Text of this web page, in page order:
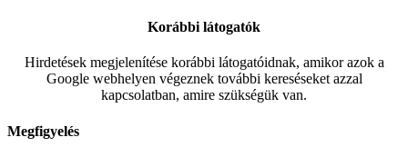
Korábbi látogatók
Hirdetések megjelenítése korábbi látogatóidnak, amikor azok a
Google webhelyen végeznek további kereséseket azzal
kapcsolatban, amire szükségük van.
Megfigyelés